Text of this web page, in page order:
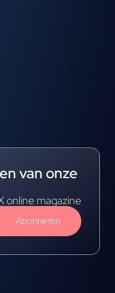
van onze
online magazine
Abonneren